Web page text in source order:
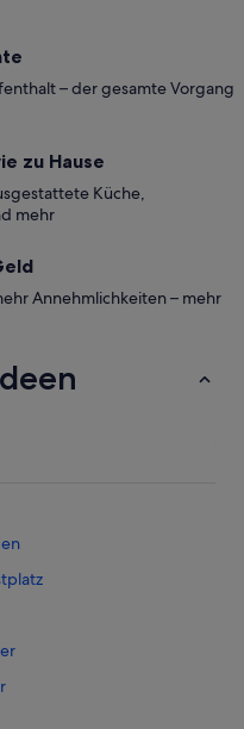
– der gesamte Vorgang
zu Hause
Küche,
mehr
Annehmlichkeiten – mehr